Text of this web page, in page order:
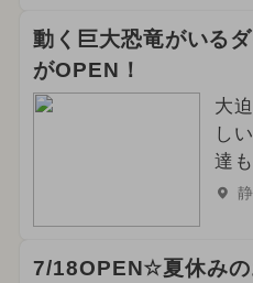
動く巨大恐竜がいる
がOPEN！
大
し
達
7/18OPEN☆夏休みの